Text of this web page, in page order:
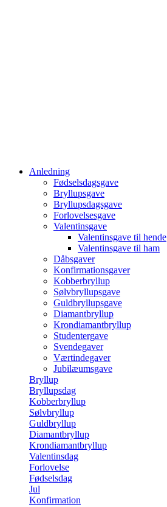
Anledning
Fødselsdagsgave
Bryllupsgave
Bryllupsdagsgave
Forlovelsesgave
Valentinsgave
Valentinsgave til hende
Valentinsgave til ham
Dåbsgaver
Konfirmationsgaver
Kobberbryllup
Sølvbryllupsgave
Guldbryllupsgave
Diamantbryllup
Krondiamantbryllup
Studentergave
Svendegaver
Værtindegaver
Jubilæumsgave
Bryllup
Bryllupsdag
Kobberbryllup
Sølvbryllup
Guldbryllup
Diamantbryllup
Krondiamantbryllup
Valentinsdag
Forlovelse
Fødselsdag
Jul
Konfirmation